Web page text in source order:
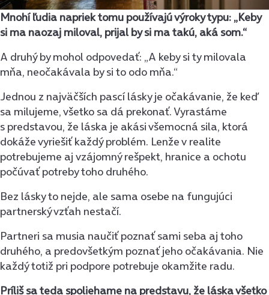
Mnohí ľudia napriek tomu používajú výroky typu: „Keby
si ma naozaj miloval, prijal by si ma takú, aká som.“
A druhý by mohol odpovedať: „A keby si ty milovala
mňa, neočakávala by si to odo mňa.“
Jednou z najväčších pascí lásky je očakávanie, že keď
sa milujeme, všetko sa dá prekonať. Vyrastáme
s predstavou, že láska je akási všemocná sila, ktorá
dokáže vyriešiť každý problém. Lenže v realite
potrebujeme aj vzájomný rešpekt, hranice a ochotu
počúvať potreby toho druhého.
Bez lásky to nejde, ale sama osebe na fungujúci
partnerský vzťah nestačí.
Partneri sa musia naučiť poznať sami seba aj toho
druhého, a predovšetkým poznať jeho očakávania. Nie
každý totiž pri podpore potrebuje okamžite radu.
Príliš sa teda spoliehame na predstavu, že láska všetko